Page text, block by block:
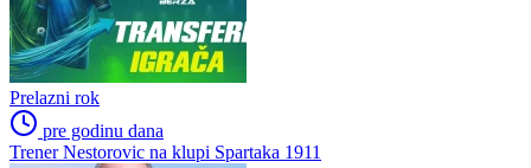
Prelazni rok
pre godinu dana
Trener Nestorovic na klupi Spartaka 1911